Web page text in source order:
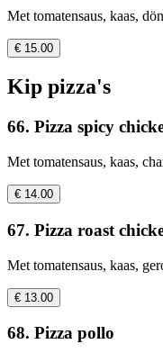
Met tomatensaus, kaas,
€ 15.00
Kip pizza's
66. Pizza spicy
Met tomatensaus, kaas,
€ 14.00
67. Pizza roast
Met tomatensaus, kaas,
€ 13.00
68. Pizza pollo